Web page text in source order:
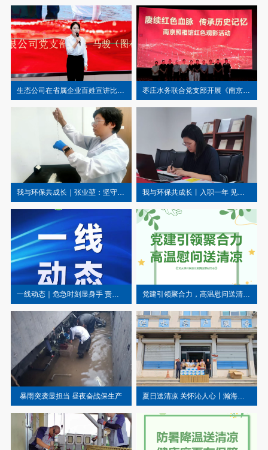
生态公司在省属企业百姓宣讲比赛中喜获佳绩 枣庄水务联合党支部开展《南京照相馆》 观影主题党日活动
我与环保共成长｜张业堃：坚守环境检测一线 我与环保共成长丨入职一年 见证奋斗足迹
一线动态｜危急时刻显身手 责任在肩护运营 党建引领聚合力，高温慰问送清凉——枣庄公司联合党支部开展“夏送清凉”活动
暴雨突袭显担当 昼夜奋战保生产 夏日送清凉 关怀沁人心丨瀚海水业开展“夏日送清凉”活动